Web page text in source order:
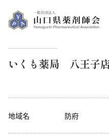
いくも薬局 八王子
地域名 防府